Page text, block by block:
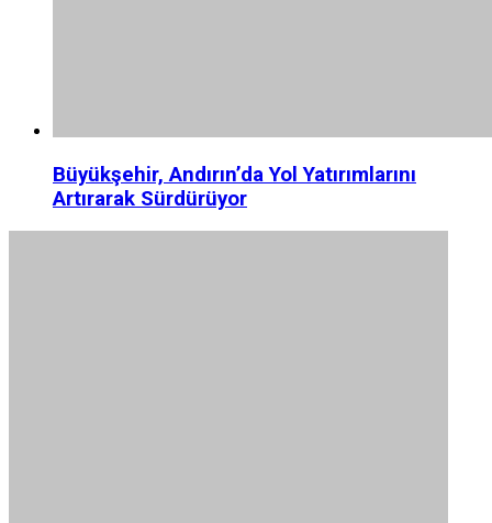
Büyükşehir, Andırın’da Yol Yatırımlarını
Artırarak Sürdürüyor